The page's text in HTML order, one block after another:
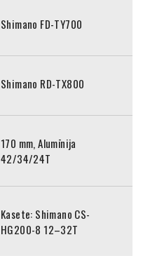
Shimano FD-TY700
Shimano RD-TX800
170 mm, Alumīnija
42/34/24T
Kasete: Shimano CS-
HG200-8 12–32T